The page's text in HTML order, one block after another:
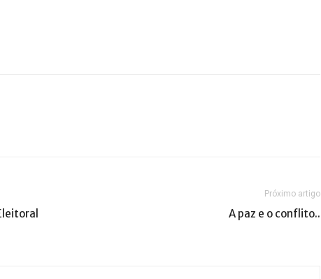
Próximo artigo
A paz e o conflito..